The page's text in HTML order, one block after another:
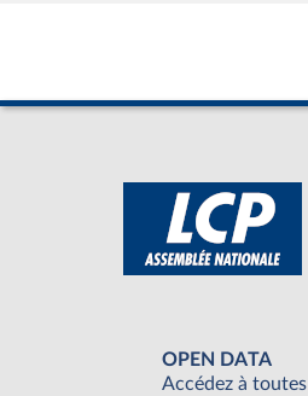
OPEN DATA
Accédez à toutes